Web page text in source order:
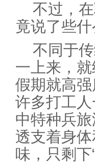
不过，
竟说了些什
不同于
一上来，
假期就高
许多打工
中特种兵
透支着身
味，只剩下“